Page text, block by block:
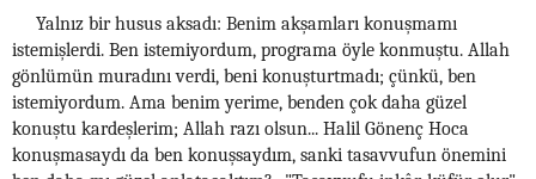
Yalnız bir husus aksadı: Benim akşamları konuşmamı
istemişlerdi. Ben istemiyordum, programa öyle konmuştu. Allah
gönlümün muradını verdi, beni konuşturtmadı; çünkü, ben
istemiyordum. Ama benim yerime, benden çok daha güzel
konuştu kardeşlerim; Allah razı olsun... Halil Gönenç Hoca
konuşmasaydı da ben konuşsaydım, sanki tasavvufun önemini